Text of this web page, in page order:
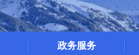
政务服务